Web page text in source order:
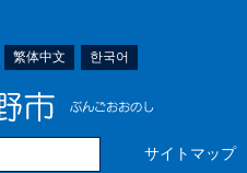
繁体中文 한국어
サイトマップ